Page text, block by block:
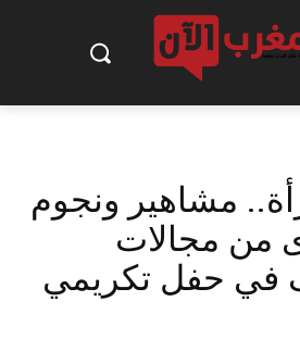
مشاهير ونجوم
من مجالات
في حفل تكريمي